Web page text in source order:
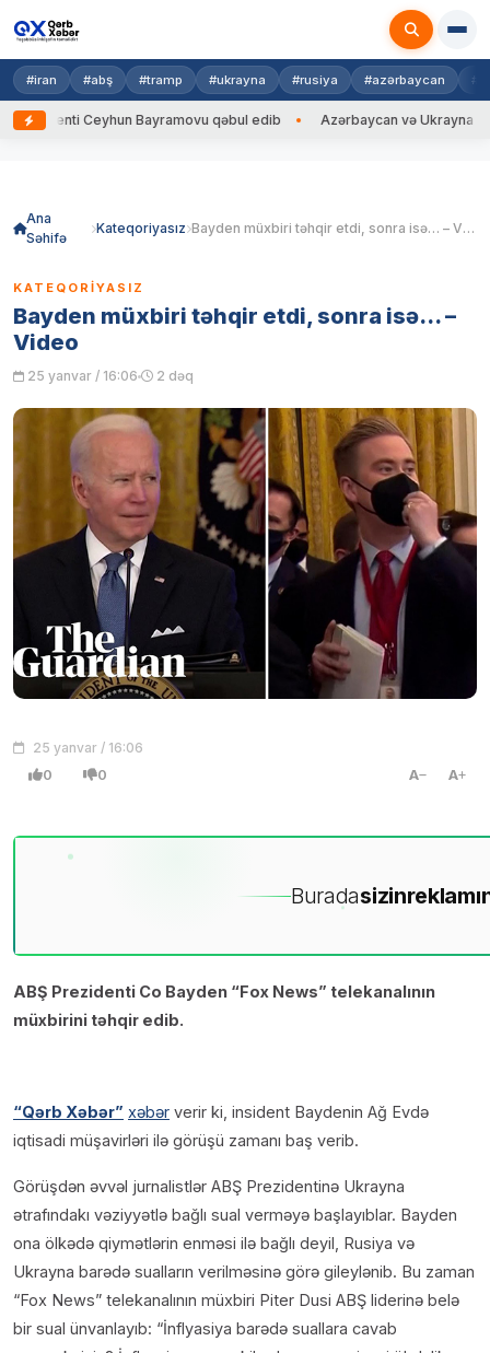
#iran #abş #tramp #ukrayna #rusiya #azərbaycan
Ceyhun Bayramovu qəbul edib Azərbaycan və Ukrayna XİN
Ana
Səhifə
Kateqoriyasız Bayden müxbiri təhqir etdi, sonra isə… – Video
KATEQORIYASIZ
Bayden müxbiri təhqir etdi, sonra isə… –
Video
25 yanvar / 16:06 2 dəq
25 yanvar / 16:06
0 0 A A
Buradasizin
ABŞ Prezidenti Co Bayden “Fox News” telekanalının
müxbirini təhqir edib.
“Qərb Xəbər” xəbər verir ki, insident Baydenin Ağ Evdə
iqtisadi müşavirləri ilə görüşü zamanı baş verib.
Görüşdən əvvəl jurnalistlər ABŞ Prezidentinə Ukrayna
ətrafındakı vəziyyətlə bağlı sual verməyə başlayıblar. Bayden
ona ölkədə qiymətlərin enməsi ilə bağlı deyil, Rusiya və
Ukrayna barədə sualların verilməsinə görə gileylənib. Bu zaman
“Fox News” telekanalının müxbiri Piter Dusi ABŞ liderinə belə
bir sual ünvanlayıb: “İnflyasiya barədə suallara cavab